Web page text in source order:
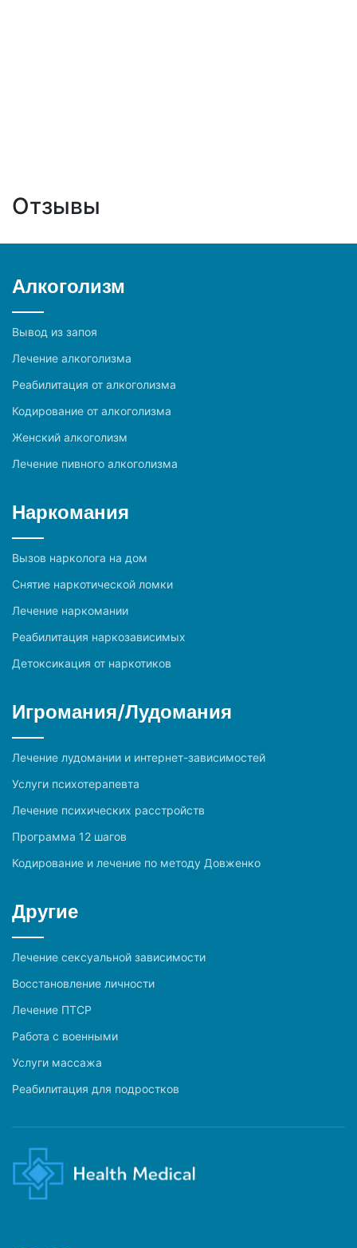
Отзывы
Алкоголизм
Вывод из запоя
Лечение алкоголизма
Реабилитация от алкоголизма
Кодирование от алкоголизма
Женский алкоголизм
Лечение пивного алкоголизма
Наркомания
Вызов нарколога на дом
Снятие наркотической ломки
Лечение наркомании
Реабилитация наркозависимых
Детоксикация от наркотиков
Игромания/Лудомания
Лечение лудомании и интернет-зависимостей
Услуги психотерапевта
Лечение психических расстройств
Программа 12 шагов
Кодирование и лечение по методу Довженко
Другие
Лечение сексуальной зависимости
Восстановление личности
Лечение ПТСР
Работа с военными
Услуги массажа
Реабилитация для подростков